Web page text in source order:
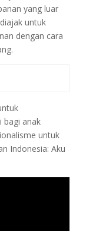
yang luar
untuk
dengan cara
bagi anak
untuk
Indonesia: Aku